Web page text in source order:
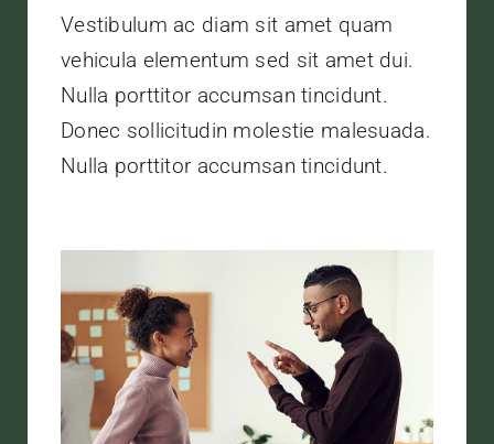
Vestibulum ac diam sit amet quam
vehicula elementum sed sit amet dui.
Nulla porttitor accumsan tincidunt.
Donec sollicitudin molestie malesuada.
Nulla porttitor accumsan tincidunt.